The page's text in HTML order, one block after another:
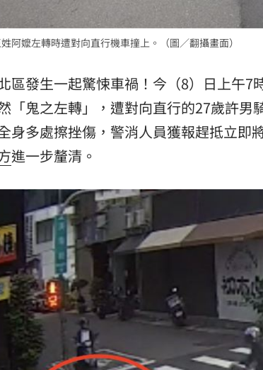
氣父親節」國際官方品牌齊聚 11:00
阿嬤左轉時遭對向直行機車撞上。（圖／翻攝畫面）
區發生一起驚悚車禍！今（8）日上午7
「鬼之左轉」，遭對向直行的27歲許
身多處擦挫傷，警消人員獲報趕抵立即
進一步釐清。